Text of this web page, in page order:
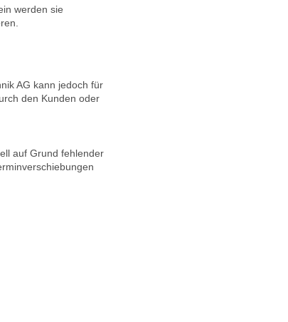
werden sie
AG kann jedoch für
den Kunden oder
auf Grund fehlender